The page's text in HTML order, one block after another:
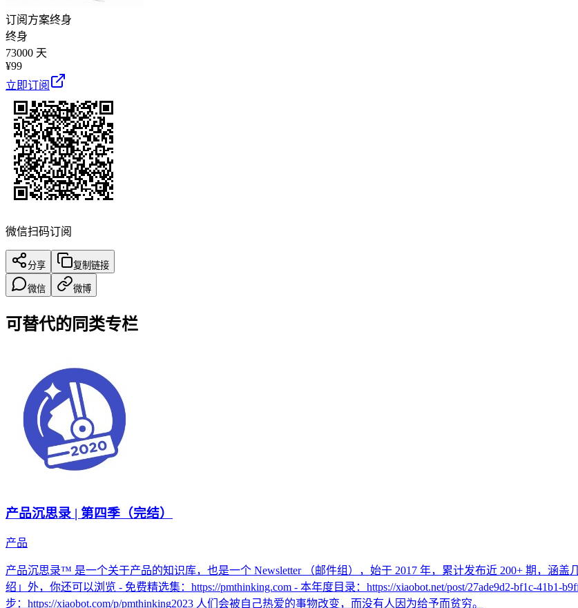
订阅方案终身
终身
73000 天
¥99
立即订阅
微信扫码订阅
分享 复制链接
微信 微博
可替代的同类专栏
产品沉思录 | 第四季（完结）
产品
产品沉思录™ 是一个关于产品的知识库，也是一个 Newsletter （邮件组），始于 2017 年，累计发布近 200+ 期，涵
绍」外，你还可以浏览 - 免费精选集：https://pmthinking.com - 本年度目录：https://xiaobot.net/post/27ade9d2-bf1c-
步：https://xiaobot.com/p/pmthinking2023 人们会被自己热爱的事物改变，而没有人因为给予而贫穷。